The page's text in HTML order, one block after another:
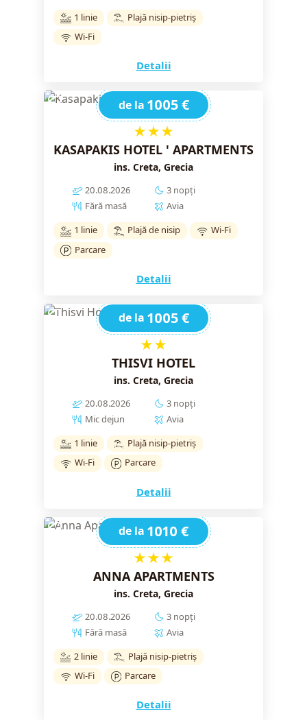
1 linie
Plajă nisip-pietriș
Wi-Fi
Detalii
de la 1005 €
★★★
KASAPAKIS HOTEL ' APARTMENTS
ins. Creta, Grecia
20.08.2026
3 nopți
Fără masă
Avia
1 linie
Plajă de nisip
Wi-Fi
Parcare
Detalii
de la 1005 €
★★
THISVI HOTEL
ins. Creta, Grecia
20.08.2026
3 nopți
Mic dejun
Avia
1 linie
Plajă nisip-pietriș
Wi-Fi
Parcare
Detalii
de la 1010 €
★★★
ANNA APARTMENTS
ins. Creta, Grecia
20.08.2026
3 nopți
Fără masă
Avia
2 linie
Plajă nisip-pietriș
Wi-Fi
Parcare
Detalii